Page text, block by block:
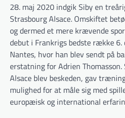
28. maj 2020 indgik Siby en
Strasbourg Alsace. Omskiftet
og dermed et mere krævende
debut i Frankrigs bedste række 6.
Nantes, hvor han blev sendt på
erstatning for Adrien
Alsace blev beskeden, gav
mulighed for at måle sig med
europæisk og international